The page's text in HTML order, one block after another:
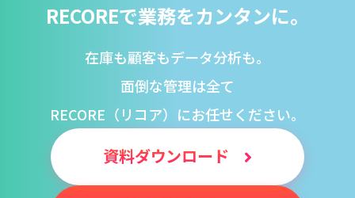
RECOREで業務をカンタンに。
在庫も顧客もデータ分析も。
面倒な管理は全て
RECORE（リコア）にお任せください。
資料ダウンロード